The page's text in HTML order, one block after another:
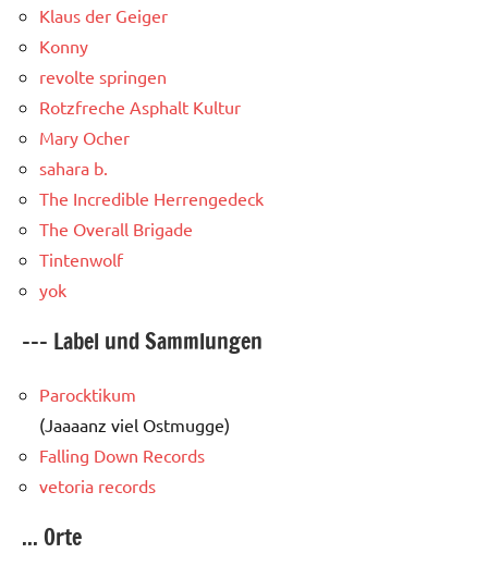
Klaus der Geiger
Konny
revolte springen
Rotzfreche Asphalt Kultur
Mary Ocher
sahara b.
The Incredible Herrengedeck
The Overall Brigade
Tintenwolf
yok
--- Label und Sammlungen
Parocktikum
(Jaaaanz viel Ostmugge)
Falling Down Records
vetoria records
... Orte